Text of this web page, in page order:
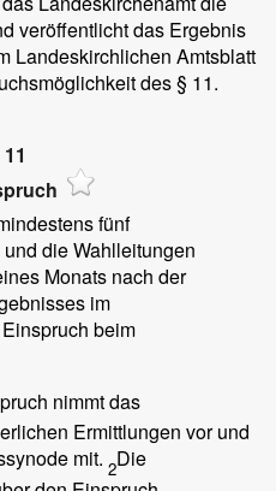
veröffentlicht das Ergebnis
Landeskirchlichen Amtsblatt
des § 11.
fünf
die Wahlleitungen
Monats nach der
im
beim
nimmt das
Ermittlungen vor und
mit. 2Die